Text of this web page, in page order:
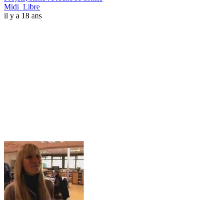
Midi_Libre
il y a 18 ans